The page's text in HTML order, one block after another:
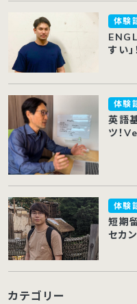
体験
すい
体験
英語
ツ！
体験
短期
セカ
カテゴリー